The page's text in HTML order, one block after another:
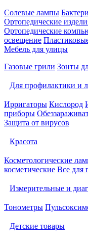
Солевые лампы
Ортопедические
Ортопедические
освещение
Мебель для улицы
Газовые грили Зонты
Для профилактики и
Ирригаторы Кислород
приборы
Защита от вирусов
Красота
Косметологические
косметические Все для
Измерительные и
Тонометры
Детские товары